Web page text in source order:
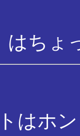
はちょ
はホ